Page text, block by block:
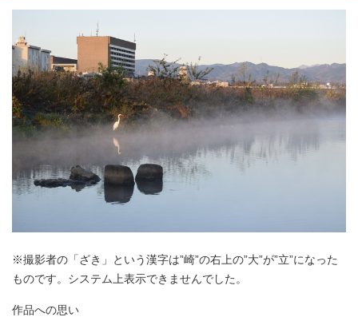
※撮影者の「ざき」という漢字は”崎”の右上の”大”が”立”になった
ものです。システム上表示できませんでした。
作品への思い